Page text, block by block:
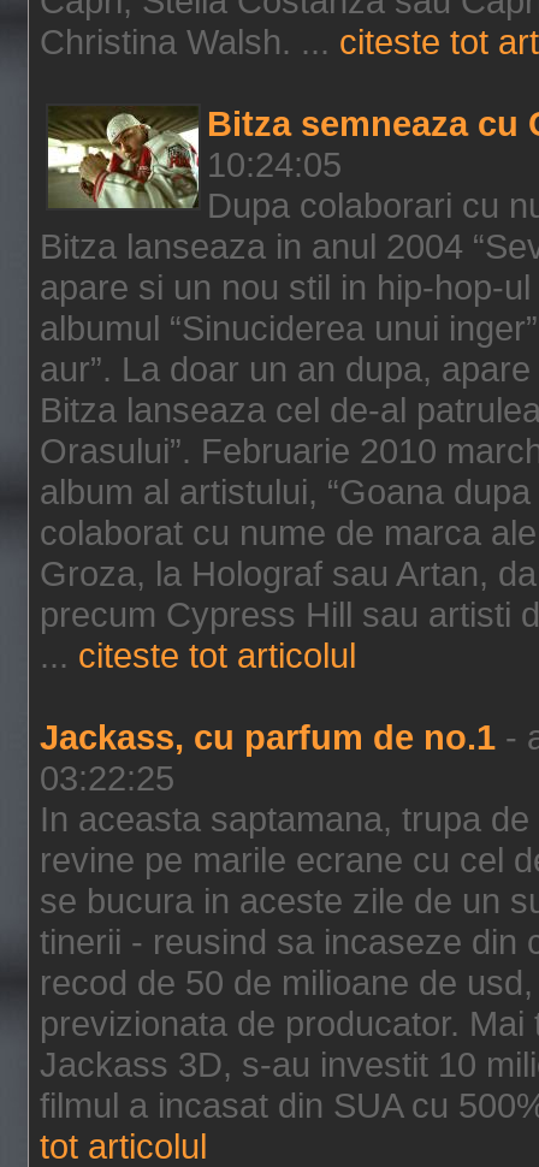
Christina Walsh. ... citeste tot
Bitza semneaza cu
10:24:05
Dupa colaborari cu
Bitza lanseaza in anul 2004
apare si un nou stil in hip-hop-
albumul “Sinuciderea unui
aur”. La doar un an dupa,
Bitza lanseaza cel de-al
Orasului”. Februarie 2010
album al artistului, “Goana
colaborat cu nume de marca
Groza, la Holograf sau Artan,
precum Cypress Hill sau artisti
... citeste tot articolul
Jackass, cu parfum de no.1 -
03:22:25
In aceasta saptamana, trupa
revine pe marile ecrane cu cel
se bucura in aceste zile de un
tinerii - reusind sa incaseze din
recod de 50 de milioane de
previzionata de producator.
Jackass 3D, s-au investit 10
filmul a incasat din SUA cu
tot articolul